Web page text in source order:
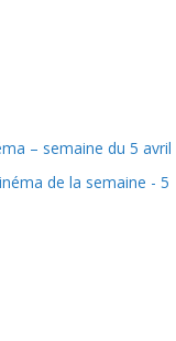
– semaine du 5 avril